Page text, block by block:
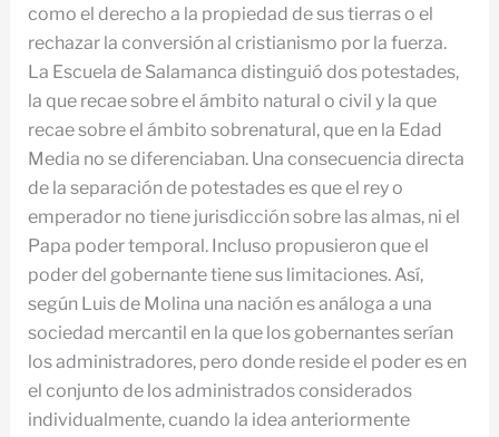
como el derecho a la propiedad de sus tierras o el
rechazar la conversión al cristianismo por la fuerza.
La Escuela de Salamanca distinguió dos potestades,
la que recae sobre el ámbito natural o civil y la que
recae sobre el ámbito sobrenatural, que en la Edad
Media no se diferenciaban. Una consecuencia directa
de la separación de potestades es que el rey o
emperador no tiene jurisdicción sobre las almas, ni el
Papa poder temporal. Incluso propusieron que el
poder del gobernante tiene sus limitaciones. Así,
según Luis de Molina una nación es análoga a una
sociedad mercantil en la que los gobernantes serían
los administradores, pero donde reside el poder es en
el conjunto de los administrados considerados
individualmente, cuando la idea anteriormente